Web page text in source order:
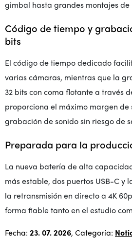
gimbal hasta grandes montajes de
Código de tiempo y
bits
El código de tiempo dedicado
varias cámaras, mientras que la
32 bits con coma flotante a través
proporciona el máximo margen de
grabación de sonido sin riesgo de
Preparada para la
La nueva batería de alta
más estable, dos puertos USB-C y
la retransmisión en directo a 4K
forma fiable tanto en el estudio
Fecha: 23. 07. 2026, Categoría: